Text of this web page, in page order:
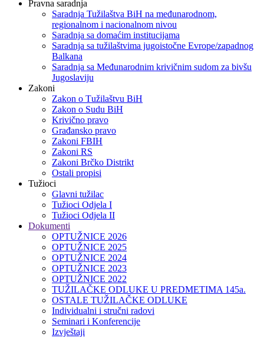
Pravna saradnja
Saradnja Tužilaštva BiH na međunarodnom,
regionalnom i nacionalnom nivou
Saradnja sa domaćim institucijama
Saradnja sa tužilaštvima jugoistočne Evrope/zapadnog
Balkana
Saradnja sa Međunarodnim krivičnim sudom za bivšu
Jugoslaviju
Zakoni
Zakon o Тužilaštvu BiH
Zakon o Sudu BiH
Krivično pravo
Građansko pravo
Zakoni FBIH
Zakoni RS
Zakoni Brčko Distrikt
Ostali propisi
Tužioci
Glavni tužilac
Tužioci Odjela I
Tužioci Odjela II
Dokumenti
OPTUŽNICE 2026
OPTUŽNICE 2025
OPTUŽNICE 2024
OPTUŽNICE 2023
OPTUŽNICE 2022
TUŽILAČKE ODLUKE U PREDMETIMA 145a.
OSTALE TUŽILAČKE ODLUKE
Individualni i stručni radovi
Seminari i Konferencije
Izvještaji